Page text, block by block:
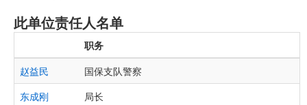
此单位责任人名单
职务
赵益民
国保支队警察
东成刚
局长